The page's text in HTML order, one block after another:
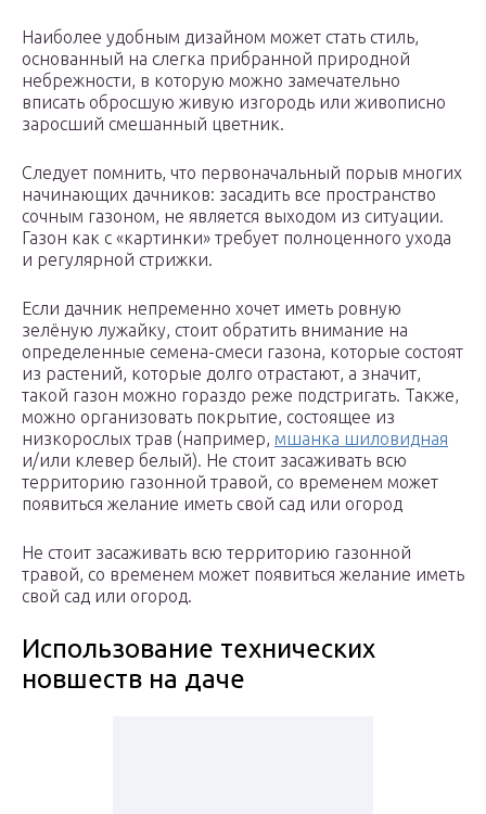
Наиболее удобным дизайном может стать стиль,
основанный на слегка прибранной природной
небрежности, в которую можно замечательно
вписать обросшую живую изгородь или живописно
заросший смешанный цветник.
Следует помнить, что первоначальный порыв многих
начинающих дачников: засадить все пространство
сочным газоном, не является выходом из ситуации.
Газон как с «картинки» требует полноценного ухода
и регулярной стрижки.
Если дачник непременно хочет иметь ровную
зелёную лужайку, стоит обратить внимание на
определенные семена-смеси газона, которые состоят
из растений, которые долго отрастают, а значит,
такой газон можно гораздо реже подстригать. Также,
можно организовать покрытие, состоящее из
низкорослых трав (например, мшанка шиловидная
и/или клевер белый). Не стоит засаживать всю
территорию газонной травой, со временем может
появиться желание иметь свой сад или огород
Не стоит засаживать всю территорию газонной
травой, со временем может появиться желание иметь
свой сад или огород.
Использование технических
новшеств на даче